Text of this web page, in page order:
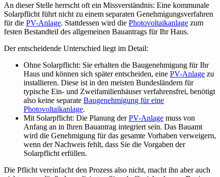
An dieser Stelle herrscht oft ein Missverständnis: Eine kommunale
Solarpflicht führt nicht zu einem separaten Genehmigungsverfahren
für die PV-Anlage. Stattdessen wird die Photovoltaikanlage zum
festen Bestandteil des allgemeinen Bauantrags für Ihr Haus.
Der entscheidende Unterschied liegt im Detail:
Ohne Solarpflicht: Sie erhalten die Baugenehmigung für Ihr
Haus und können sich später entscheiden, eine PV-Anlage zu
installieren. Diese ist in den meisten Bundesländern für
typische Ein- und Zweifamilienhäuser verfahrensfrei, benötigt
also keine separate Baugenehmigung für eine
Photovoltaikanlage.
Mit Solarpflicht: Die Planung derPV-Anlage muss von
Anfang an in Ihren Bauantrag integriert sein. Das Bauamt
wird die Genehmigung für das gesamte Vorhaben verweigern,
wenn der Nachweis fehlt, dass Sie die Vorgaben der
Solarpflicht erfüllen.
Die Pflicht vereinfacht den Prozess also nicht, macht ihn aber auch